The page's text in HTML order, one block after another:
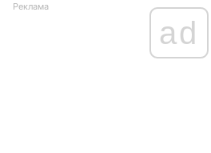
Реклама
ad